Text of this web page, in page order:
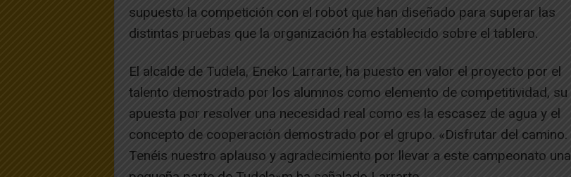
supuesto la competición con el robot que han diseñado para superar las
distintas pruebas que la organización ha establecido sobre el tablero.
El alcalde de Tudela, Eneko Larrarte, ha puesto en valor el proyecto por el
talento demostrado por los alumnos como elemento de competitividad, su
apuesta por resolver una necesidad real como es la escasez de agua y el
concepto de cooperación demostrado por el grupo. «Disfrutar del camino.
Tenéis nuestro aplauso y agradecimiento por llevar a este campeonato una